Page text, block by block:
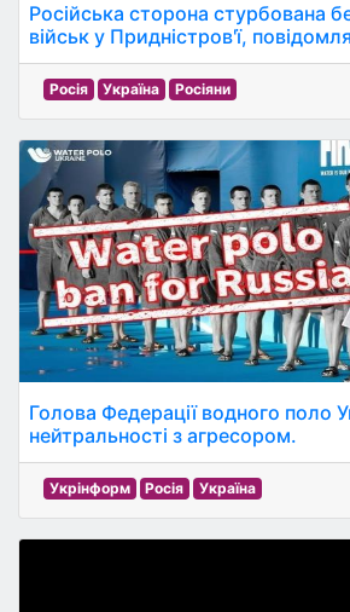
Російська сторона стурбована
військ у Придністров'ї,
Росія Україна Росіяни
Голова Федерації водного поло
нейтральності з агресором.
Укрінформ Росія Україна